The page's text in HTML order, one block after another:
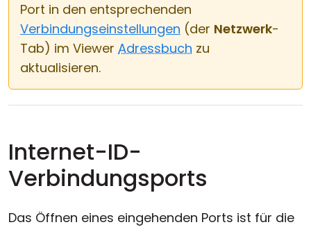
Port in den entsprechenden
Verbindungseinstellungen (der Netzwerk-
Tab) im Viewer Adressbuch zu
aktualisieren.
Internet-ID-
Verbindungsports
Das Öffnen eines eingehenden Ports ist für die